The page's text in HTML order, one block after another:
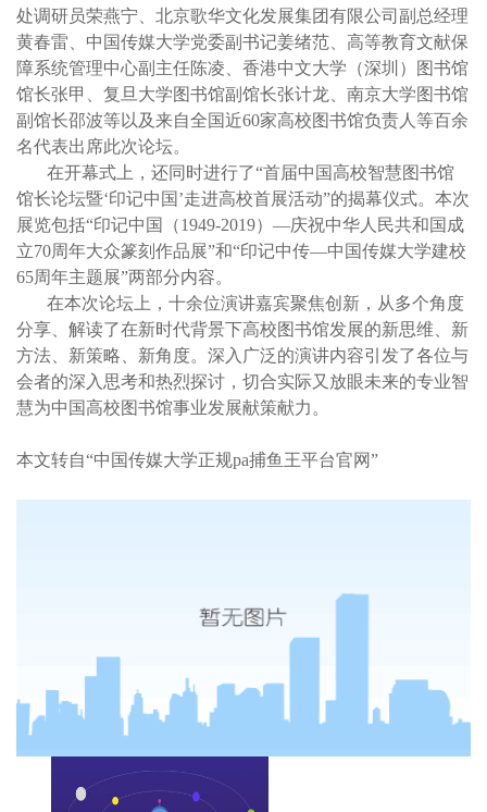
处调研员荣燕宁、北京歌华文化发展集团有限公司副总经理
黄春雷、中国传媒大学党委副书记姜绪范、高等教育文献保
障系统管理中心副主任陈凌、香港中文大学（深圳）图书馆
馆长张甲、复旦大学图书馆副馆长张计龙、南京大学图书馆
副馆长邵波等以及来自全国近60家高校图书馆负责人等百余
名代表出席此次论坛。
在开幕式上，还同时进行了“首届中国高校智慧图书馆
馆长论坛暨‘印记中国’走进高校首展活动”的揭幕仪式。本次
展览包括“印记中国（1949-2019）―庆祝中华人民共和国成
立70周年大众篆刻作品展”和“印记中传—中国传媒大学建校
65周年主题展”两部分内容。
在本次论坛上，十余位演讲嘉宾聚焦创新，从多个角度
分享、解读了在新时代背景下高校图书馆发展的新思维、新
方法、新策略、新角度。深入广泛的演讲内容引发了各位与
会者的深入思考和热烈探讨，切合实际又放眼未来的专业智
慧为中国高校图书馆事业发展献策献力。
本文转自“中国传媒大学正规pa捕鱼王平台官网”